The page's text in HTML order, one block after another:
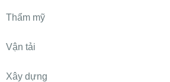
Thẩm mỹ
Vận tải
Xây dựng